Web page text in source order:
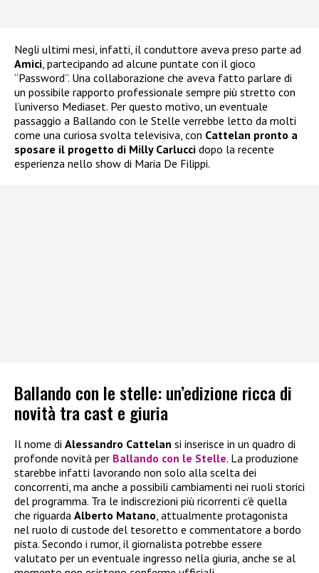
Negli ultimi mesi, infatti, il conduttore aveva preso parte ad
Amici, partecipando ad alcune puntate con il gioco
“Password”. Una collaborazione che aveva fatto parlare di
un possibile rapporto professionale sempre più stretto con
l’universo Mediaset. Per questo motivo, un eventuale
passaggio a Ballando con le Stelle verrebbe letto da molti
come una curiosa svolta televisiva, con Cattelan pronto a
sposare il progetto di Milly Carlucci dopo la recente
esperienza nello show di Maria De Filippi.
Ballando con le stelle: un’edizione ricca di
novità tra cast e giuria
Il nome di Alessandro Cattelan si inserisce in un quadro di
profonde novità per Ballando con le Stelle. La produzione
starebbe infatti lavorando non solo alla scelta dei
concorrenti, ma anche a possibili cambiamenti nei ruoli storici
del programma. Tra le indiscrezioni più ricorrenti c’è quella
che riguarda Alberto Matano , attualmente protagonista
nel ruolo di custode del tesoretto e commentatore a bordo
pista. Secondo i rumor, il giornalista potrebbe essere
valutato per un eventuale ingresso nella giuria, anche se al